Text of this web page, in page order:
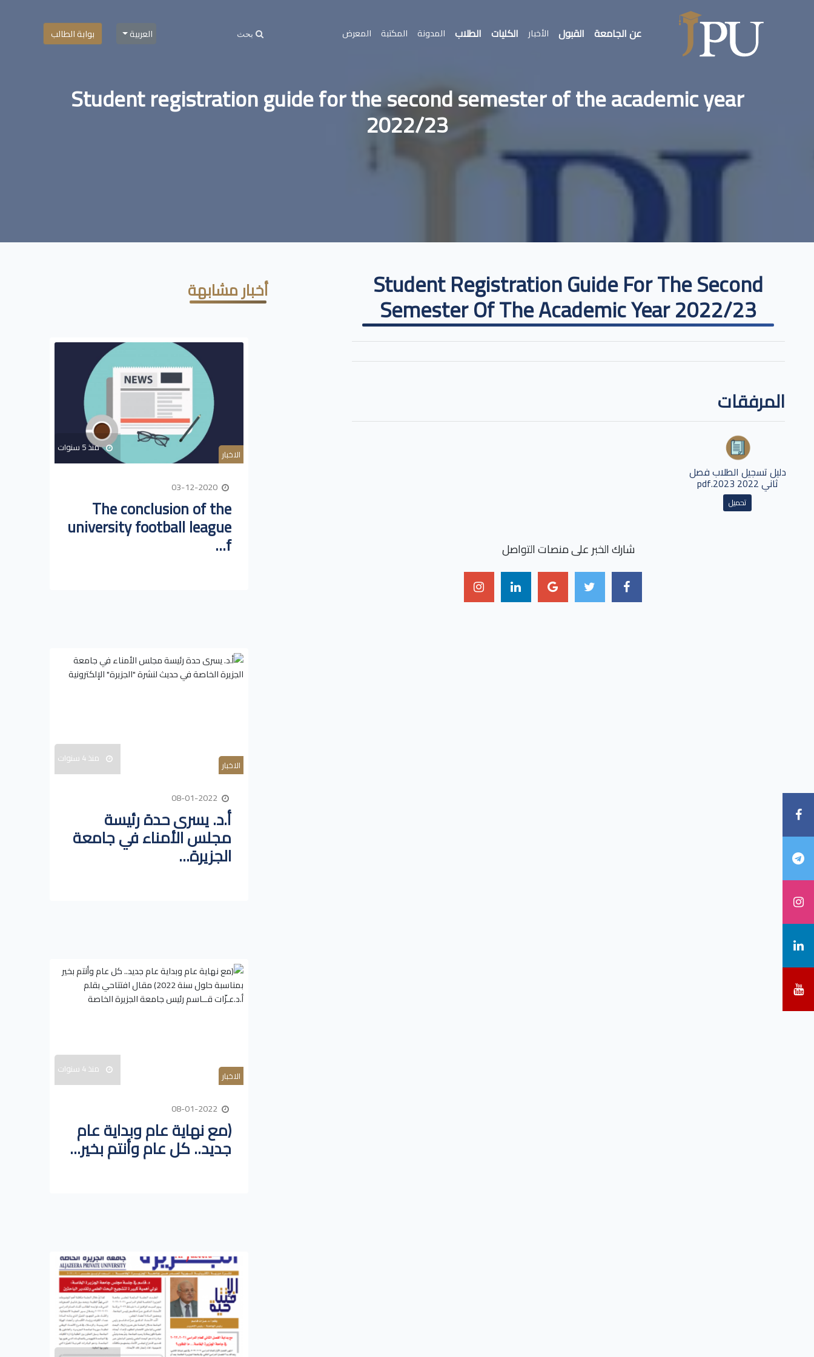
عن الجامعة القبول الأخبار الكليات الطلاب المدونة المكتبة المعرض العربية بوابة الطالب
Student registration guide for the second semester of the academic year
2022/23
Student Registration Guide For The Second
Semester Of The Academic Year 2022/23
المرفقات
دليل تسجيل الطلاب فصل
ثاني 2022 2023.pdf
تحميل
شارك الخبر على منصات التواصل
أخبار مشابهة
الاخبار منذ 5 سنوات
The conclusion of the
university football league
f...
الاخبار منذ 4 سنوات
أ.د. يسرى حدة رئيسة
مجلس الأمناء في جامعة
الجزيرة...
الاخبار منذ 4 سنوات
(مع نهاية عام وبداية عام
جديد.. كل عام وأنتم بخير...